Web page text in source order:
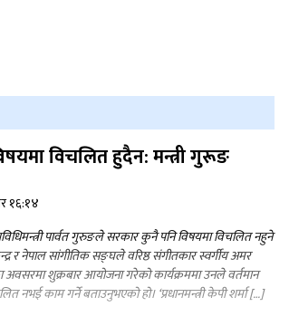
विचलित हुदैन: मन्त्री गुरूङ
१६:१४
पार्वत गुरुङले सरकार कुनै पनि विषयमा विचलित नहुने
र नेपाल सांगीतिक सङ्घले वरिष्ठ संगीतकार स्वर्गीय अमर
शुक्रबार आयोजना गरेको कार्यक्रममा उनले वर्तमान
नभई काम गर्ने बताउनुभएको हो। ‘प्रधानमन्त्री केपी शर्मा […]